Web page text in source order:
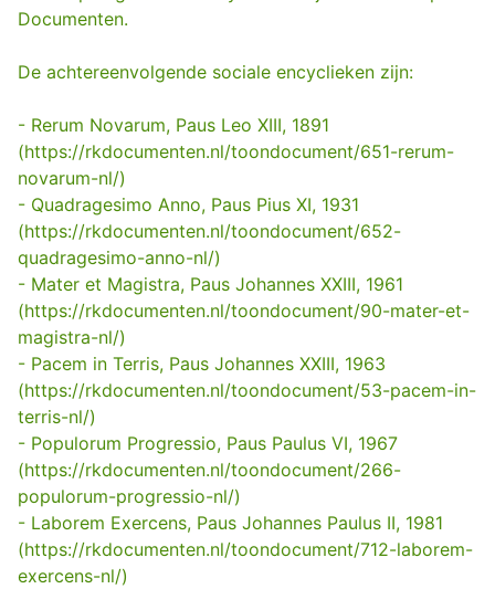
Documenten.
De achtereenvolgende sociale encyclieken zijn:
- Rerum Novarum, Paus Leo XIII, 1891
(https://rkdocumenten.nl/toondocument/651-rerum-
novarum-nl/)
- Quadragesimo Anno, Paus Pius XI, 1931
(https://rkdocumenten.nl/toondocument/652-
quadragesimo-anno-nl/)
- Mater et Magistra, Paus Johannes XXIII, 1961
(https://rkdocumenten.nl/toondocument/90-mater-et-
magistra-nl/)
- Pacem in Terris, Paus Johannes XXIII, 1963
(https://rkdocumenten.nl/toondocument/53-pacem-in-
terris-nl/)
- Populorum Progressio, Paus Paulus VI, 1967
(https://rkdocumenten.nl/toondocument/266-
populorum-progressio-nl/)
- Laborem Exercens, Paus Johannes Paulus II, 1981
(https://rkdocumenten.nl/toondocument/712-laborem-
exercens-nl/)